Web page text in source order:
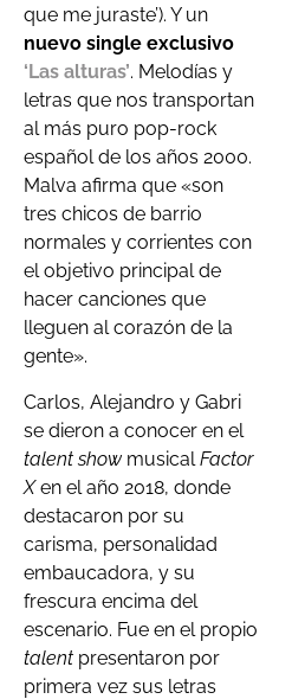
que me juraste’). Y un
nuevo single exclusivo
‘Las alturas’. Melodías y
letras que nos transportan
al más puro pop-rock
español de los años 2000.
Malva afirma que «son
tres chicos de barrio
normales y corrientes con
el objetivo principal de
hacer canciones que
lleguen al corazón de la
gente».
Carlos, Alejandro y Gabri
se dieron a conocer en el
talent show musical Factor
Xen el año 2018, donde
destacaron por su
carisma, personalidad
embaucadora, y su
frescura encima del
escenario. Fue en el propio
talent presentaron por
primera vez sus letras